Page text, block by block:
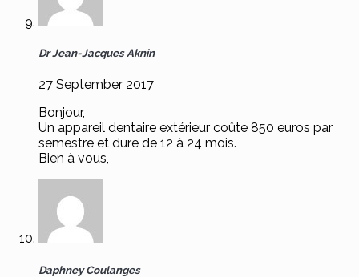
Dr Jean-Jacques Aknin
27 September 2017
Bonjour,
Un appareil dentaire extérieur coûte 850 euros par
semestre et dure de 12 à 24 mois.
Bien à vous,
Daphney Coulanges